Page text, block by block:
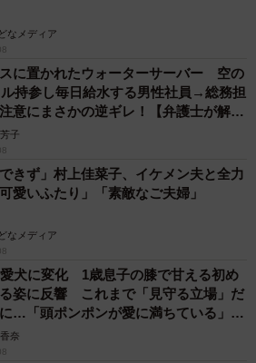
た。同区では1995年の地下鉄サリ
街中のゴミ箱が減少し、その後も
から撤去が進みました。
くの人が集まる街でありながら、ゴ
ことが、ポイ捨て問題の一因とし
こうした中、同区は新たに渋谷駅
公共ゴミ箱を設置する方針を発
を訴えてきたスミレンジャーZさん
ています。
長年の悲願でした」
摘します。特に懸念しているの
夜帯の巡回体制です。
なメディア
に置かれたウォーターサーバー 空の
持参し毎日給水する男性社員→総務担
意にまさかの逆ギレ！【弁護士が解
子
できず」村上佳菜子、イケメン夫と全力
愛いふたり」「素敵なご夫婦」
なメディア
犬に変化 1歳息子の膝で甘える初め
姿に反響 これまで「見守る立場」だ
…「頭ポンポンが愛に満ちている」
奈